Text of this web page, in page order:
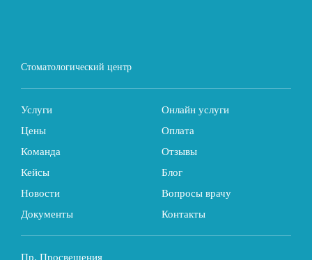
Стоматологический центр
Услуги
Онлайн услуги
Цены
Оплата
Команда
Отзывы
Кейсы
Блог
Новости
Вопросы врачу
Документы
Контакты
Пр. Просвещения